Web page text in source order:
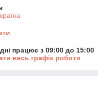
працює з 09:00 до 15:00
весь графік роботи